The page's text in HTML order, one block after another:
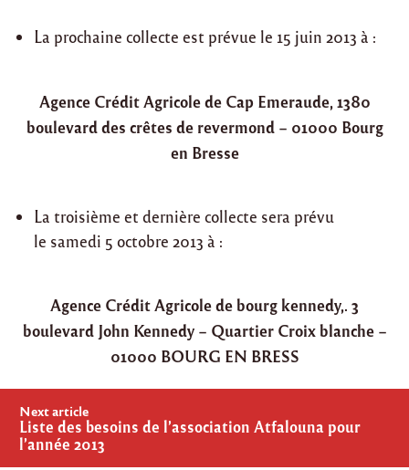
La prochaine collecte est prévue le 15 juin 2013 à :
Agence Crédit Agricole de Cap Emeraude, 1380
boulevard des crêtes de revermond – 01000 Bourg
en Bresse
La troisième et dernière collecte sera prévu
le samedi 5 octobre 2013 à :
Agence Crédit Agricole de bourg kennedy,. 3
boulevard John Kennedy – Quartier Croix blanche –
01000 BOURG EN BRESS
Post
navigation
Next article
Liste des besoins de l’association Atfalouna pour
l’année 2013